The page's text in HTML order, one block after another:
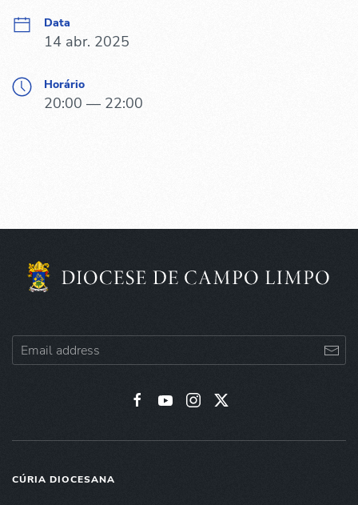
Data
14 abr. 2025
Horário
20:00 — 22:00
CÚRIA DIOCESANA